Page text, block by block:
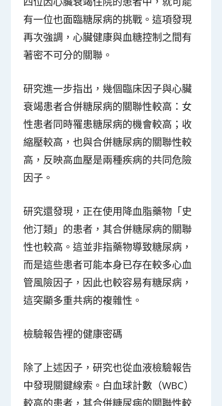
有一位也面臨糖尿病的挑戰。這項發現
再次強調，心臟健康與血糖控制之間有
著密不可分的關聯。
研究進一步指出，幾個臨床因子與心臟
衰竭患者合併糖尿病的關聯性較高：女
性患者同時罹患糖尿病的機會較高；收
縮壓較高，也與合併糖尿病的關聯性較
高，反映高血壓是兩種疾病的共同危險
因子。
研究還發現，正在使用降血脂藥物「史
他汀類」的患者，其合併糖尿病的關聯
性也較高。這並非指藥物導致糖尿病，
而是這些患者可能本身已存在較多心血
管風險因子，因此也較容易有糖尿病，
這突顯多重共病的複雜性。
檢驗報告裡的健康密碼
除了上述因子，研究也從血液檢驗報告
中發現關鍵線索。白血球計數（WBC）